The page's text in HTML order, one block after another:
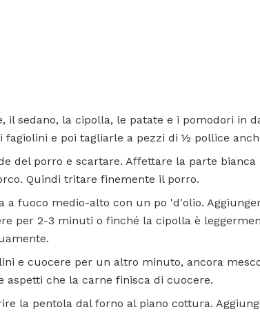
il sedano, la cipolla, le patate e i pomodori in
fagiolini e poi tagliarle a pezzi di ½ pollice
del porro e scartare. Affettare la parte bianca
Quindi tritare finemente il porro.
a fuoco medio-alto con un po 'd'olio.
per 2-3 minuti o finché la cipolla è
e cuocere per un altro minuto, ancora
che la carne finisca di cuocere.
la pentola dal forno al piano cottura.